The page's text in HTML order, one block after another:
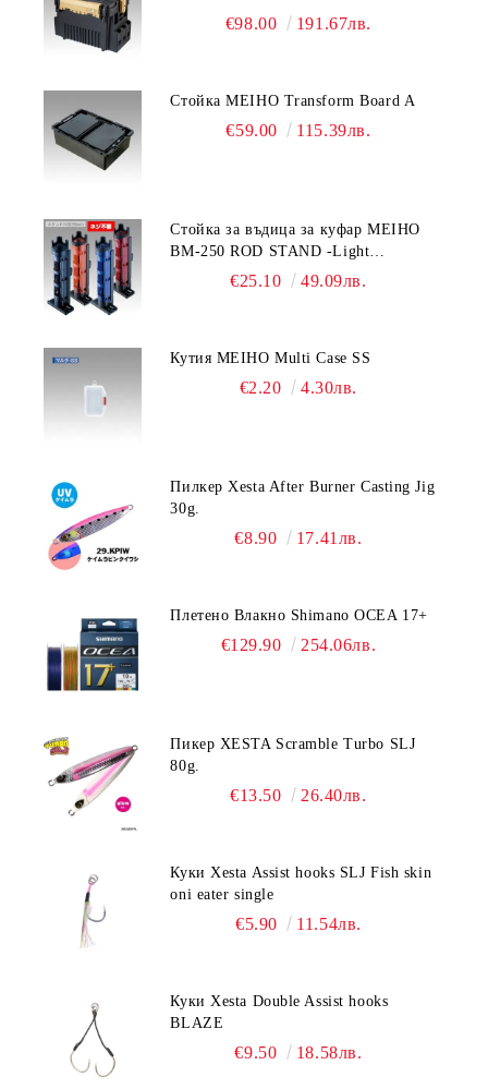
€98.00 191.67лв.
Стойка MEIHO Transform Board A
€59.00 115.39лв.
Стойка за въдица за куфар MEIHO
BM-250 ROD STAND -Light
Blue/Black color
€25.10 49.09лв.
Кутия MEIHO Multi Case SS
€2.20 4.30лв.
Пилкер Xesta After Burner Casting Jig
30g.
€8.90 17.41лв.
Плетено Влакно Shimano OCEA 17+
€129.90 254.06лв.
Пикер XESTA Scramble Turbo SLJ
80g.
€13.50 26.40лв.
Куки Xesta Assist hooks SLJ Fish skin
oni eater single
€5.90 11.54лв.
Куки Xesta Double Assist hooks
BLAZE
€9.50 18.58лв.